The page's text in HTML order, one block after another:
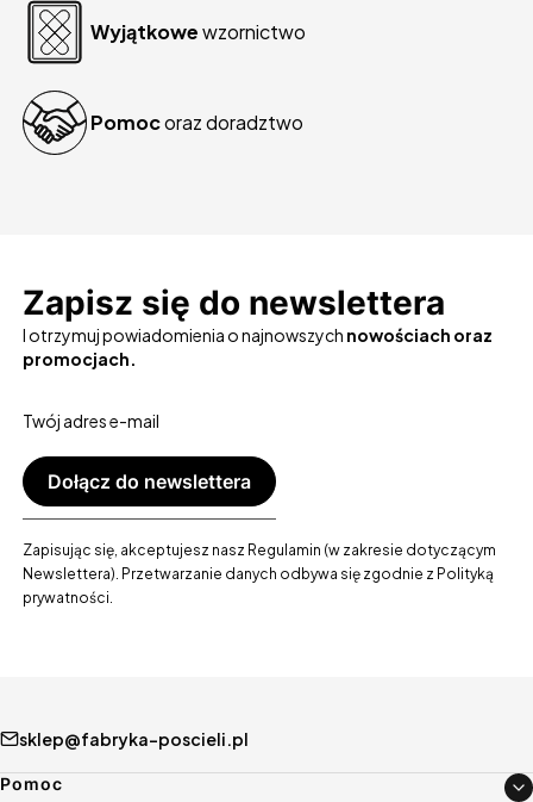
Wyjątkowewzornictwo
Pomocoraz doradztwo
Zapisz się do newslettera
I otrzymuj powiadomienia o najnowszych nowościach oraz
promocjach.
Twój adres e-mail
Dołącz do newslettera
Zapisując się, akceptujesz nasz Regulamin (w zakresie dotyczącym
Newslettera). Przetwarzanie danych odbywa się zgodnie z Polityką
prywatności.
sklep@fabryka-poscieli.pl
Linki w stopce
Pomoc